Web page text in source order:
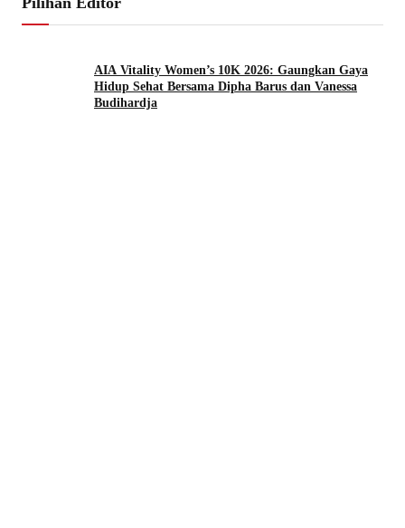
AIA Vitality Women’s 10K 2026: Gaungkan Gaya
Hidup Sehat Bersama Dipha Barus dan Vanessa
Budihardja